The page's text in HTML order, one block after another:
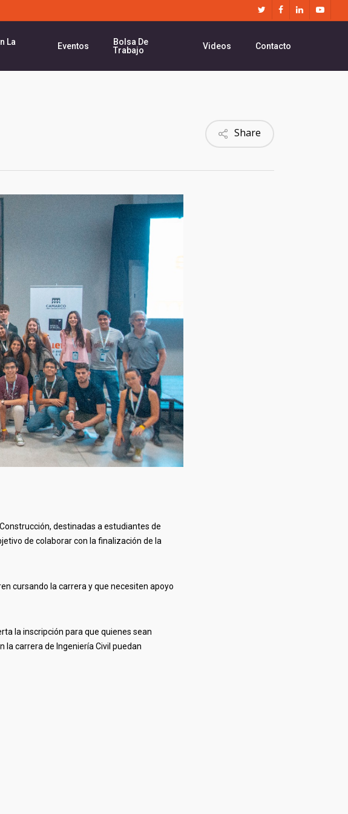
twitter facebooklinkedinyoutube
La
Eventos
Bolsa De
Trabajo
Videos Contacto
Share
destinadas a estudiantes de
de colaborar con la finalización de la
cursando la carrera y que necesiten apoyo
la inscripción para que quienes sean
carrera de Ingeniería Civil puedan